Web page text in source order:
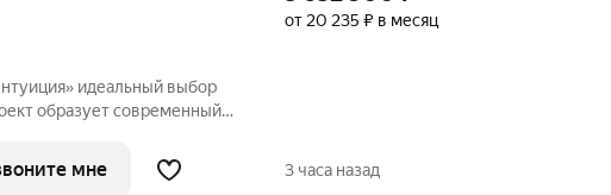
выбор
образует современный
гармонично вписан
от 20 235 ₽ в месяц
мне 3 часа назад